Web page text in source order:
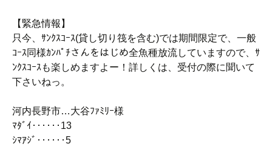
【緊急情報】
只今、ｻﾝｸｽｺｰｽ(貸し切り筏を含む)では期間限定で、一般
ｺｰｽ同様ｶﾝﾊﾟﾁさんをはじめ全魚種放流していますので、ｻ
ﾝｸｽｺｰｽも楽しめますよー！詳しくは、受付の際に聞いて
下さいねっ。
河内長野市…大谷ﾌｧﾐﾘｰ様
ﾏﾀﾞｲ‥‥‥13
ｼﾏｱｼﾞ‥‥‥5